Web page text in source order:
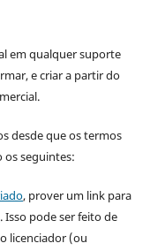
em qualquer suporte
e criar a partir do
desde que os termos
os seguintes:
, prover um link para
. Isso pode ser feito de
licenciador (ou